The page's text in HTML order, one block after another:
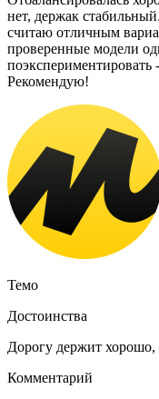
нет, держак
считаю отличным
проверенные модели
поэкспериментировать
Рекомендую!
Темо
Достоинства
Дорогу держит
Комментарий